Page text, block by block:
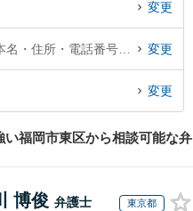
話番号が不明な詐欺師のトラブル解
』『初回相談無料で本名・住所・電
岡市東区内の弁護士に相談予約した
変更
変更
変更
福岡市東区から相談可能な弁
博俊 弁護士 東京都